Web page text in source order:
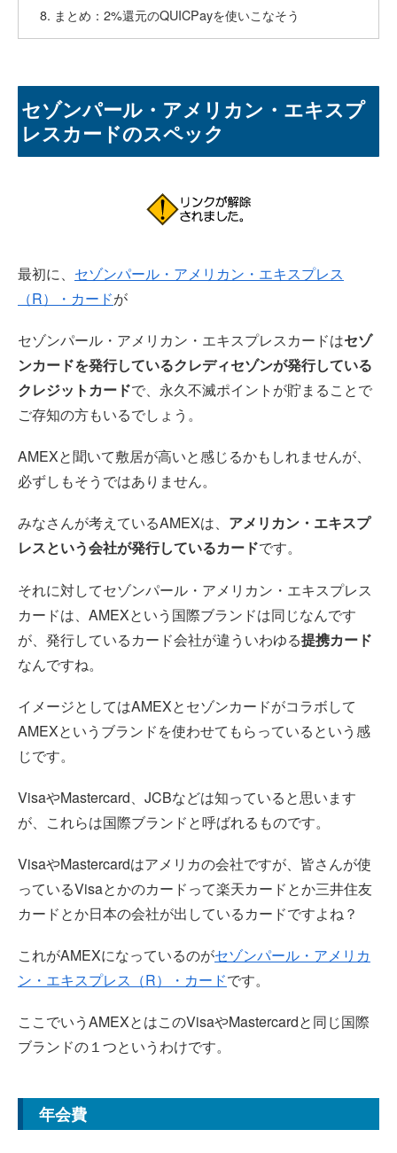
まとめ：2%還元のQUICPayを使いこなそう
セゾンパール・アメリカン・エキスプ
レスカードのスペック
最初に、 セゾンパール・アメリカン・エキスプレス
（R）・カードが
セゾンパール・アメリカン・エキスプレスカードはセゾ
ンカードを発行しているクレディセゾンが発行している
クレジットカードで、永久不滅ポイントが貯まることで
ご存知の方もいるでしょう。
AMEXと聞いて敷居が高いと感じるかもしれませんが、
必ずしもそうではありません。
みなさんが考えているAMEXは、 アメリカン・エキスプ
レスという会社が発行しているカードです。
それに対してセゾンパール・アメリカン・エキスプレス
カードは、AMEXという国際ブランドは同じなんです
が、発行しているカード会社が違ういわゆる提携カード
なんですね。
イメージとしてはAMEXとセゾンカードがコラボして
AMEXというブランドを使わせてもらっているという感
じです。
VisaやMastercard、JCBなどは知っていると思います
が、これらは国際ブランドと呼ばれるものです。
VisaやMastercardはアメリカの会社ですが、皆さんが使
っているVisaとかのカードって楽天カードとか三井住友
カードとか日本の会社が出しているカードですよね？
これがAMEXになっているのがセゾンパール・アメリカ
ン・エキスプレス（R）・カードです。
ここでいうAMEXとはこのVisaやMastercardと同じ国際
ブランドの１つというわけです。
年会費